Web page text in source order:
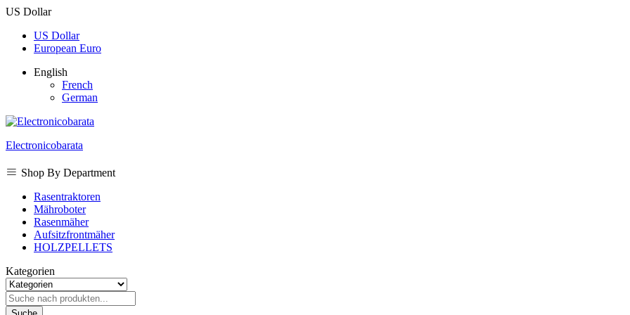
US Dollar
US Dollar
European Euro
English
French
German
Electronicobarata
Shop By Department
Rasentraktoren
Mähroboter
Rasenmäher
Aufsitzfrontmäher
HOLZPELLETS
Kategorien